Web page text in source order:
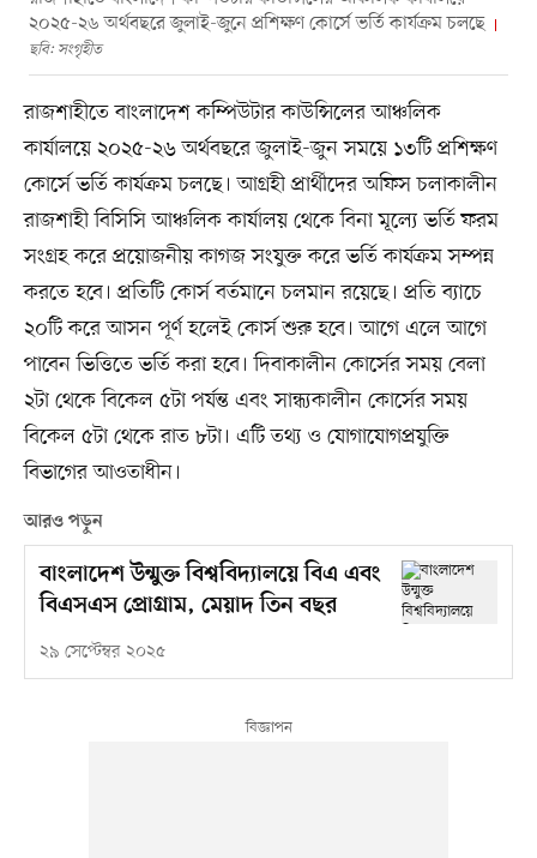
২০২৫-২৬ অর্থবছরে জুলাই-জুনে প্রশিক্ষণ কোর্সে ভর্তি কার্যক্রম চলছে
ছবি: সংগৃহীত
রাজশাহীতে বাংলাদেশ কম্পিউটার কাউন্সিলের আঞ্চলিক
কার্যালয়ে ২০২৫-২৬ অর্থবছরে জুলাই-জুন সময়ে ১৩টি প্রশিক্ষণ
কোর্সে ভর্তি কার্যক্রম চলছে। আগ্রহী প্রার্থীদের অফিস চলাকালীন
রাজশাহী বিসিসি আঞ্চলিক কার্যালয় থেকে বিনা মূল্যে ভর্তি ফরম
সংগ্রহ করে প্রয়োজনীয় কাগজ সংযুক্ত করে ভর্তি কার্যক্রম সম্পন্ন
করতে হবে। প্রতিটি কোর্স বর্তমানে চলমান রয়েছে। প্রতি ব্যাচে
২০টি করে আসন পূর্ণ হলেই কোর্স শুরু হবে। আগে এলে আগে
পাবেন ভিত্তিতে ভর্তি করা হবে। দিবাকালীন কোর্সের সময় বেলা
২টা থেকে বিকেল ৫টা পর্যন্ত এবং সান্ধ্যকালীন কোর্সের সময়
বিকেল ৫টা থেকে রাত ৮টা। এটি তথ্য ও যোগাযোগপ্রযুক্তি
বিভাগের আওতাধীন।
আরও পড়ুন
বাংলাদেশ উন্মুক্ত বিশ্ববিদ্যালয়ে বিএ এবং
বিএসএস প্রোগ্রাম, মেয়াদ তিন বছর
২৯ সেপ্টেম্বর ২০২৫